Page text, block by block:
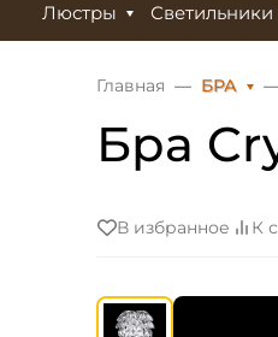
Люстры Светильники
Главная БРА
Бра
В избранное К